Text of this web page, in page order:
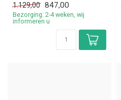
✓ 400 Volt
1.129,00 847,00
Bezorging: 2-4 weken, wij
informeren u